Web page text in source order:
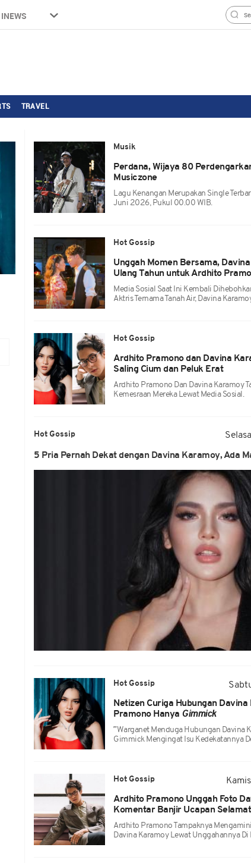
INEWS
TRAVEL
Musik
Perdana, Wijaya 80
Musiczone
Lagu Kenangan Merupakan Single
Juni 2026, Pukul 00.00 WIB.
Hot Gossip
Unggah Momen Bersama,
Ulang Tahun untuk Ardhito
Media Sosial Saat Ini Kembali
Aktris Ternama Tanah Air, Davina
Hot Gossip
Ardhito Pramono dan Davina
Saling Cium dan Peluk Erat
Ardhito Pramono Dan Davina Karamoy
Kemesraan Mereka Lewat Media Sosial.
Hot Gossip
5 Pria Pernah Dekat dengan Davina Karamoy, Ada
Hot Gossip
Netizen Curiga Hubungan
Pramono Hanya Gimmick
‴Warganet Menduga Hubungan Davina
Gimmick Mengingat Isu Kedekatannya
Hot Gossip
Ardhito Pramono Unggah Foto
Komentar Banjir Ucapan Selamat
Ardhito Pramono Tampaknya
Davina Karamoy Lewat Unggahannya Di